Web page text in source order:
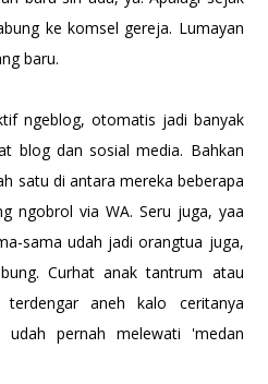
ke komsel gereja. Lumayan
baru.
ngeblog, otomatis jadi banyak
blog dan sosial media. Bahkan
satu di antara mereka beberapa
ngobrol via WA. Seru juga, yaa
sama udah jadi orangtua juga,
Curhat anak tantrum atau
aneh kalo ceritanya
pernah melewati 'medan